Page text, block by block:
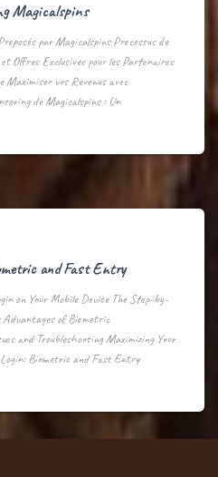
Magicalspins
par Magicalspins Processus de
Offres Exclusives pour les Partenaires
Maximiser vos Revenus avec
de Magicalspins : Un
and Fast Entry
on Your Mobile Device The Step-by-
of Biometric
and Troubleshooting Maximizing Your
Biometric and Fast Entry